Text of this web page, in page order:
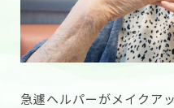
急遽ヘルパーがメイクア